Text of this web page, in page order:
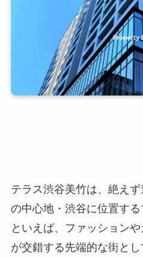
テラス渋谷美竹は、絶え
の中心地・渋谷に位置す
といえば、ファッション
が交錯する先端的な街と